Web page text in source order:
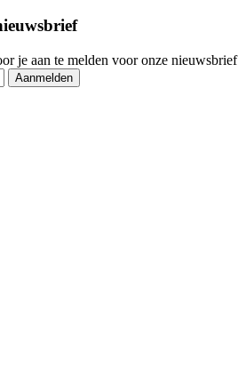
je aan te melden voor onze nieuwsbrief
Aanmelden